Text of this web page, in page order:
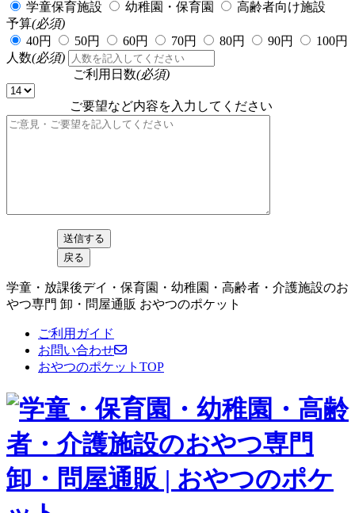
学童保育施設
幼稚園・保育園
高齢者向け施設
予算(必須)
40円
50円 60円 70円 80円 90円
100円
人数(必須)
ご利用日数(必須)
ご要望など内容を入力してください
学童・放課後デイ・保育園・幼稚園・高齢者・介護施設のお
やつ専門 卸・問屋通販 おやつのポケット
ご利用ガイド
お問い合わせ
おやつのポケットTOP